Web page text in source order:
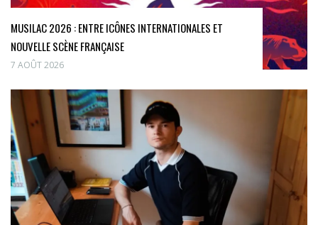
MUSILAC 2026 : ENTRE ICÔNES INTERNATIONALES ET
NOUVELLE SCÈNE FRANÇAISE
7 AOÛT 2026